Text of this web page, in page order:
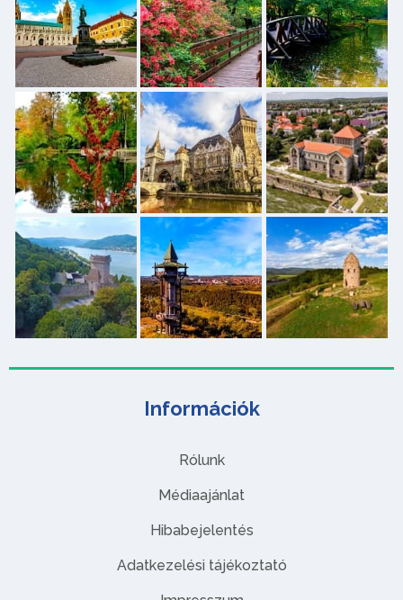
Információk
Rólunk
Médiaajánlat
Hibabejelentés
Adatkezelési tájékoztató